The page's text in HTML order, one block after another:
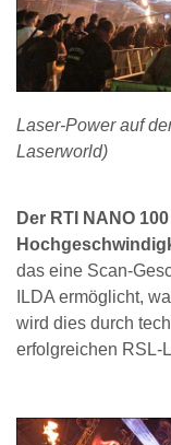
Laser-Power auf
Laserworld)
Der RTI NANO
das eine Scan-
ILDA ermöglicht,
wird dies durch
erfolgreichen RSL-